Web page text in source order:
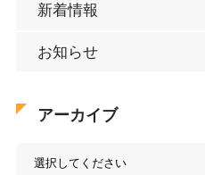
新着情報
お知らせ
アーカイブ